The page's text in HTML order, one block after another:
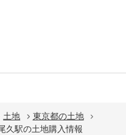
土地
東京都の土地
久駅の土地購入情報